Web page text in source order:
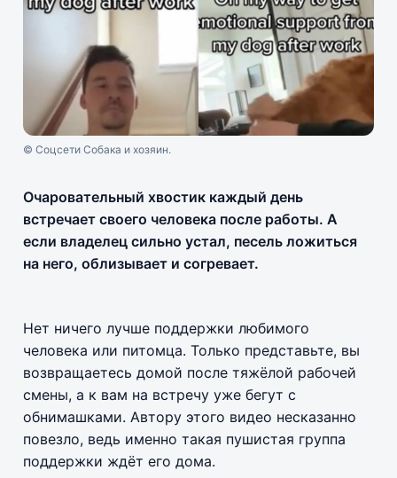
© Соцсети Собака и хозяин.
Очаровательный хвостик каждый день
встречает своего человека после работы. А
если владелец сильно устал, песель ложиться
на него, облизывает и согревает.
Нет ничего лучше поддержки любимого
человека или питомца. Только представьте, вы
возвращаетесь домой после тяжёлой рабочей
смены, а к вам на встречу уже бегут с
обнимашками. Автору этого видео несказанно
повезло, ведь именно такая пушистая группа
поддержки ждёт его дома.